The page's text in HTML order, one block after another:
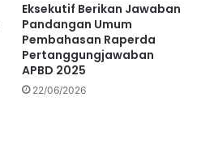
Eksekutif Berikan Jawaban
Pandangan Umum
Pembahasan Raperda
Pertanggungjawaban
APBD 2025
22/06/2026